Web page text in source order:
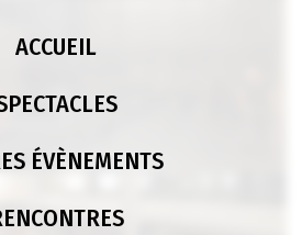
ACCUEIL
ÉVÈNEMENTS